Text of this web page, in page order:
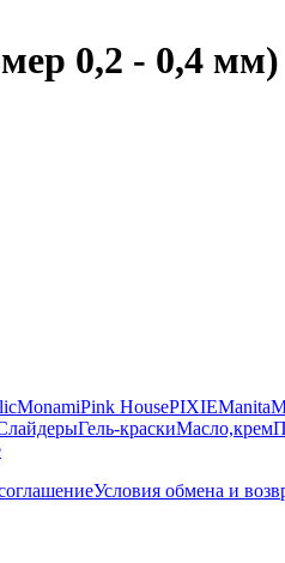
0,2 - 0,4 мм)
MonamiPink HousePIXIEManita
Гель-краскиМасло,крем
Условия обмена и